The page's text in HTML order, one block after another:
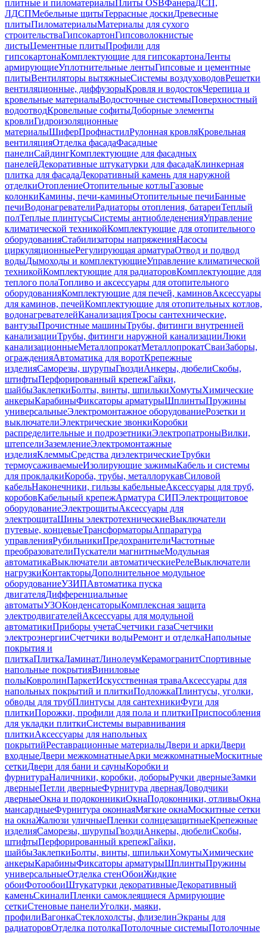
плитные и пиломатериалыПлиты OSBФанераДСП,
ЛДСПМебельные щитыТеррасные доскиДревесные
плитыПиломатериалыМатериалы для сухого
строительстваГипсокартонГипсоволокнистые
листыЦементные плитыПрофили для
гипсокартонаКомплектующие для гипсокартонаЛенты
армирующиеУплотнительные лентыГипсовые и цементные
плитыВентиляторы вытяжныеСистемы воздуховодовРешетки
вентиляционные, диффузорыКровля и водостокЧерепица и
кровельные материалыВодосточные системыПоверхностный
водоотводКровельные софитыДоборные элементы
кровлиГидроизоляционные
материалыШиферПрофнастилРулонная кровляКровельная
вентиляцияОтделка фасадаФасадные
панелиСайдингКомплектующие для фасадных
панелейДекоративные штукатурки для фасадаКлинкерная
плитка для фасадаДекоративный камень для наружной
отделкиОтоплениеОтопительные котлыГазовые
колонкиКамины, печи-каминыОтопительные печиБанные
печиВодонагревателиРадиаторы отопления, батареиТеплый
полТеплые плинтусыСистемы антиобледененияУправление
климатической техникойКомплектующие для отопительного
оборудованияСтабилизаторы напряженияНасосы
циркуляционныеРегулирующая арматураОтвод и подвод
водыДымоходы и комплектующиеУправление климатической
техникойКомплектующие для радиаторовКомплектующие для
теплого полаТопливо и аксессуары для отопительного
оборудованияКомплектующие для печей, каминовАксессуары
для каминов, печейКомплектующие для отопительных котлов,
водонагревателейКанализацияТросы сантехнические,
вантузыПрочистные машиныТрубы, фитинги внутренней
канализацииТрубы, фитинги наружной канализацииЛюки
канализационныеМеталлопрокатМеталлопрокатСваиЗаборы,
огражденияАвтоматика для воротКрепежные
изделияСаморезы, шурупыГвоздиАнкеры, дюбелиСкобы,
штифтыПерфорированный крепежГайки,
шайбыЗаклепкиБолты, винты, шпилькиХомутыХимические
анкерыКарабиныФиксаторы арматурыШплинтыПружины
универсальныеЭлектромонтажное оборудованиеРозетки и
выключателиЭлектрические звонкиКоробки
распределительные и подрозетникиЭлектропатроныВилки,
штепселиЗаземлениеЭлектромонтажные
изделияКлеммыСредства диэлектрическиеТрубки
термоусаживаемыеИзолирующие зажимыКабель и системы
для прокладкиКороба, трубы, металлорукавСиловой
кабельНаконечники, гильзы кабельныеАксессуары для труб,
коробовКабельный крепежАрматура СИПЭлектрощитовое
оборудованиеЭлектрощитыАксессуары для
электрощитаШины электротехническиеВыключатели
путевые, концевыеТрансформаторыАппаратура
управленияРубильникиПредохранителиЧастотные
преобразователиПускатели магнитныеМодульная
автоматикаВыключатели автоматическиеРелеВыключатели
нагрузкиКонтакторыДополнительное модульное
оборудованиеУЗИПАвтоматика пуска
двигателяДифференциальные
автоматыУЗОКонденсаторыКомплексная защита
электродвигателейАксессуары для модульной
автоматикиПриборы учетаСчетчики газаСчетчики
электроэнергииСчетчики водыРемонт и отделкаНапольные
покрытия и
плиткаПлиткаЛаминатЛинолеумКерамогранитСпортивные
напольные покрытияВиниловые
полыКовролинПаркетИскусственная траваАксессуары для
напольных покрытий и плиткиПодложкаПлинтусы, уголки,
обводы для трубПлинтусы для сантехникиФуги для
плиткиПорожки, профили для пола и плиткиПриспособления
для укладки плиткиСистемы выравнивания
плиткиАксессуары для напольных
покрытийРеставрационные материалыДвери и аркиДвери
входныеДвери межкомнатныеАрки межкомнатныеМоскитные
сеткиДвери для бани и сауныКоробки и
фурнитураНаличники, коробки, доборыРучки дверныеЗамки
дверныеПетли дверныеФурнитура двернаяДоводчики
дверныеОкна и подоконникиОкнаПодоконники, отливыОкна
мансардныеФурнитура оконнаяМягкие окнаМоскитные сетки
на окнаЖалюзи уличныеПленки солнцезащитныеКрепежные
изделияСаморезы, шурупыГвоздиАнкеры, дюбелиСкобы,
штифтыПерфорированный крепежГайки,
шайбыЗаклепкиБолты, винты, шпилькиХомутыХимические
анкерыКарабиныФиксаторы арматурыШплинтыПружины
универсальныеОтделка стенОбоиЖидкие
обоиФотообоиШтукатурки декоративныеДекоративный
каменьСкиналиПленки самоклеящиеся Армирующие
сеткиСтеновые панелиУголки, маяки,
профилиВагонкаСтеклохолсты, флизелинЭкраны для
радиаторовОтделка потолкаПотолочные системыПотолочные